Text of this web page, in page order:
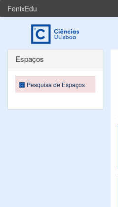
FenixEdu
Espaços
Pesquisa de Espaços